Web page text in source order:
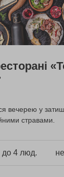
вечерею у
стравами.
до 4 люд.